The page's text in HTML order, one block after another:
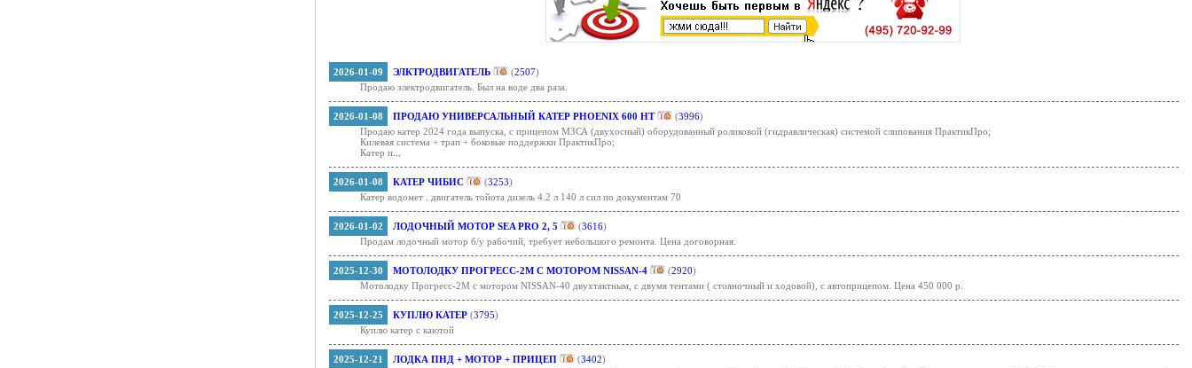
2026-01-09 ЭЛКТРОДВИГАТЕЛЬ (2507)
Продаю электродвигатель. Был на воде два раза.
2026-01-08 ПРОДАЮ УНИВЕРСАЛЬНЫЙ КАТЕР PHOENIX 600 HT (3996)
Продаю катер 2024 года выпуска, с прицепом МЗСА (двухосный) оборудованный роликовой (гидравлическая) системой слипования ПрактикПро;
Килевая система + трап + боковые поддержки ПрактикПро;
Катер и
2026-01-08 КАТЕР ЧИБИС (3253)
Катер водомет . двигатель тойота дизель 4.2 л 140 л сил по документам 70
2026-01-02 ЛОДОЧНЫЙ МОТОР SEA PRO 2, 5 (3616)
Продам лодочный мотор б/у рабочий, требует небольшого ремонта. Цена договорная.
2025-12-30 МОТОЛОДКУ ПРОГРЕСС-2М С МОТОРОМ NISSAN-4 (2920)
Мотолодку Прогресс-2М с мотором NISSAN-40 двухтактным, с двумя тентами ( стояночный и ходовой), с автоприцепом. Цена 450 000 р.
2025-12-25 КУПЛЮ КАТЕР (3795)
Куплю катер с каютой
2025-12-21 ЛОДКА ПНД + МОТОР + ПРИЦЕП (3402)